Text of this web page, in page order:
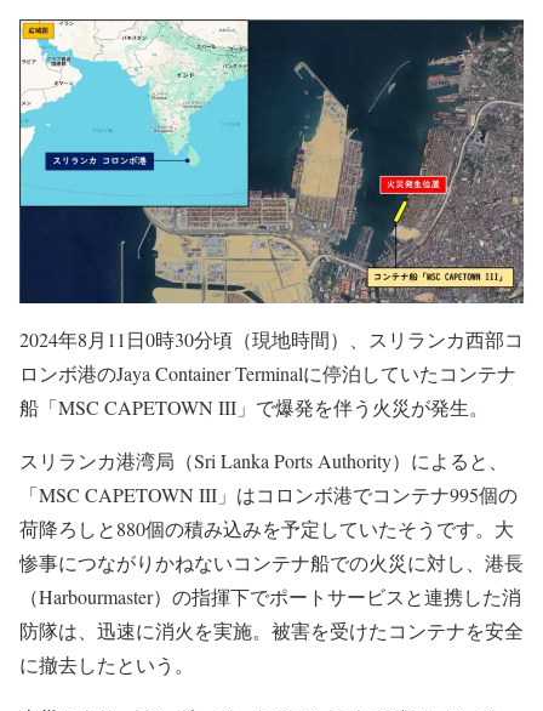
III」
スリランカのMSC CAPETOWN IIIで
爆発を伴う火災発生
2024年8月11日0時30分頃（現地時間）、スリランカ西部コ
ロンボ港のJaya Container Terminalに停泊していたコンテナ
船「MSC CAPETOWN III」で爆発を伴う火災が発生。
スリランカ港湾局（Sri Lanka Ports Authority）によると、
「MSC CAPETOWN III」はコロンボ港でコンテナ995個の